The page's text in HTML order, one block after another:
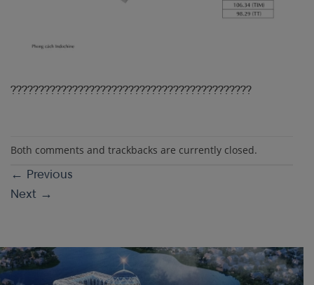
???????????????????????????????????????????
Both comments and trackbacks are currently closed.
← Previous
Next →